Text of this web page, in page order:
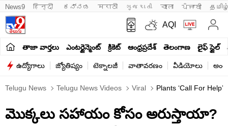
News9 हिन्दी ಕನ್ನಡ मराठी ગુજરાતી বাংলা ਪੰਜਾਬੀ
AQI
తాజా వార్తలు ఎంటర్టైన్మెంట్ క్రికెట్ ఆంధ్రప్రదేశ్ తెలంగాణ లైఫ్ స్టైల్
ఉద్యోగాలు జ్యోతిష్యం టెక్నాలజీ వాతావరణం వీడియోలు
Telugu News Telugu News Videos Viral Plants ‘Call For
మొక్కలు సహాయం కోసం అరుస్తాయా?